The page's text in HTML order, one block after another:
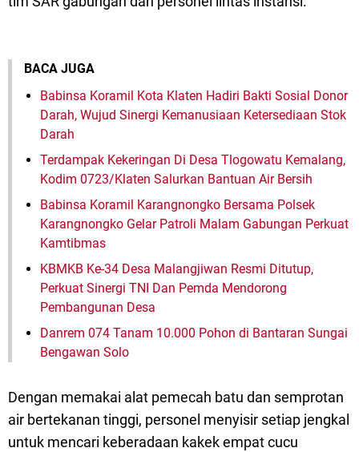
BACA JUGA
Babinsa Koramil Kota Klaten Hadiri Bakti Sosial Donor
Darah, Wujud Sinergi Kemanusiaan Ketersediaan Stok
Darah
Terdampak Kekeringan Di Desa Tlogowatu Kemalang,
Kodim 0723/Klaten Salurkan Bantuan Air Bersih
Babinsa Koramil Karangnongko Bersama Polsek
Karangnongko Gelar Patroli Malam Gabungan Perkuat
Kamtibmas
KBMKB Ke-34 Desa Malangjiwan Resmi Ditutup,
Perkuat Sinergi TNI Dan Pemda Mendorong
Pembangunan Desa
Danrem 074 Tanam 10.000 Pohon di Bantaran Sungai
Bengawan Solo
Dengan memakai alat pemecah batu dan semprotan
air bertekanan tinggi, personel menyisir setiap jengkal
untuk mencari keberadaan kakek empat cucu